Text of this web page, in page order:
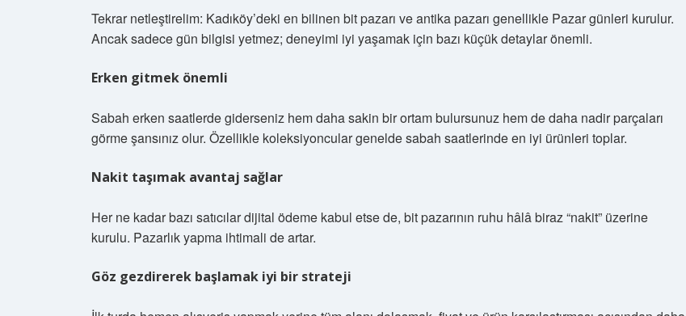
Tekrar netleştirelim: Kadıköy’deki en bilinen bit pazarı ve antika pazarı genellikle Pazar günleri kurulur.
Ancak sadece gün bilgisi yetmez; deneyimi iyi yaşamak için bazı küçük detaylar önemli.
Erken gitmek önemli
Sabah erken saatlerde giderseniz hem daha sakin bir ortam bulursunuz hem de daha nadir parçaları
görme şansınız olur. Özellikle koleksiyoncular genelde sabah saatlerinde en iyi ürünleri toplar.
Nakit taşımak avantaj sağlar
Her ne kadar bazı satıcılar dijital ödeme kabul etse de, bit pazarının ruhu hâlâ biraz “nakit” üzerine
kurulu. Pazarlık yapma ihtimali de artar.
Göz gezdirerek başlamak iyi bir strateji